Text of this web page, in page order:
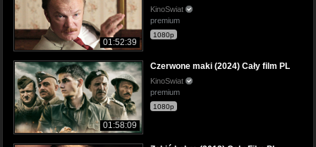
01:52:39
KinoSwiat
premium
1080p
01:58:09
Czerwone maki (2024) Cały film PL
KinoSwiat
premium
1080p